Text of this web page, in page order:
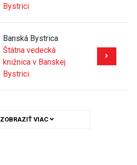
Bystrici
Banská Bystrica
Štátna vedecká
knižnica v Banskej
Bystrici
ZOBRAZIŤ VIAC